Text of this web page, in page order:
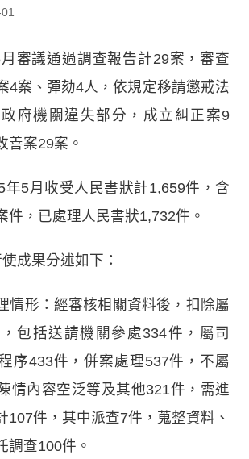
審議通過調查報告計29案，審查
4案、彈劾4人，依規定移請懲戒法
府機關違失部分，成立糾正案9
善案29案。
年5月收受人民書狀計1,659件，含
件，已處理人民書狀1,732件。
成果分述如下：
情形：經審核相關資料後，扣除屬
包括送請機關參處334件，屬司
序433件，併案處理537件，不屬
情內容空泛等及其他321件，需進
107件，其中派查7件，蒐整資料、
調查100件。